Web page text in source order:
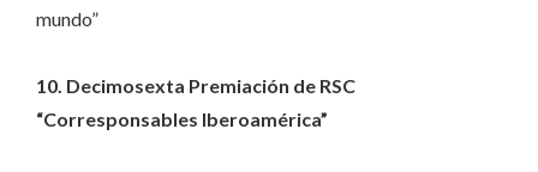
mundo”
10. Decimosexta Premiación de RSC
“Corresponsables Iberoamérica”